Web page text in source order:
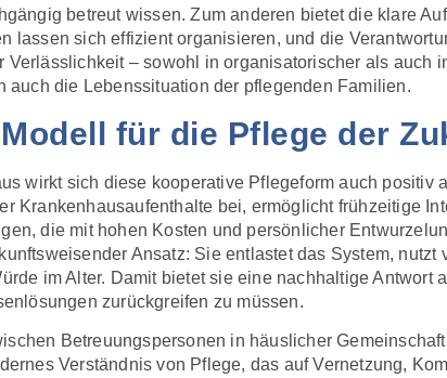
betreut wissen. Zum anderen bietet die klare
lassen sich effizient organisieren, und die
Verlässlichkeit – sowohl in organisatorischer als
auch die Lebenssituation der pflegenden Familien.
für die Pflege der
wirkt sich diese kooperative Pflegeform auch
Krankenhausaufenthalte bei, ermöglicht frühzeitige
die mit hohen Kosten und persönlicher
Ansatz: Sie entlastet das System,
im Alter. Damit bietet sie eine nachhaltige
zurückgreifen zu müssen.
Betreuungspersonen in häuslicher
Verständnis von Pflege, das auf Vernetzung,